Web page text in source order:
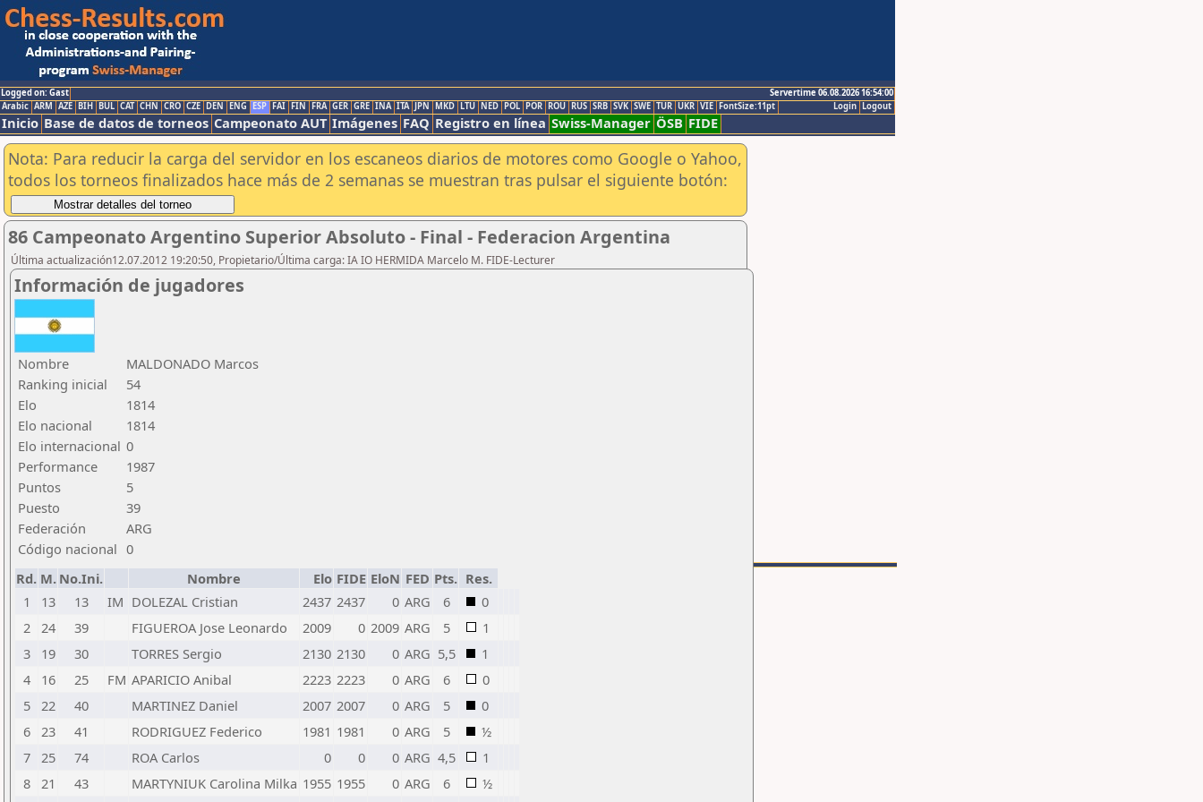
Logged on: Gast
Servertime 06.08.2026 16:54:00
Logout
Login
Arabic ARM AZE BIH BUL CAT CHN CRO CZE DEN ENG ESP FAI FIN FRA GER GRE INA ITA JPN MKD LTU NED POL POR ROU RUS SRB SVK SWE TUR UKR VIE FontSize:11pt
Inicio Base de datos de torneos Campeonato AUT Imágenes FAQ Registro en línea Swiss-Manager ÖSB FIDE
Nota: Para reducir la carga del servidor en los escaneos diarios de motores como Google o Yahoo,
todos los torneos finalizados hace más de 2 semanas se muestran tras pulsar el siguiente botón:
86 Campeonato Argentino Superior Absoluto - Final - Federacion Argentina
Última actualización12.07.2012 19:20:50, Propietario/Última carga: IA IO HERMIDA Marcelo M. FIDE-Lecturer
Información de jugadores
Nombre
MALDONADO Marcos
Ranking inicial
54
Elo
1814
Elo nacional
1814
Elo internacional 0
Performance
1987
Puntos
5
Puesto
39
Federación
ARG
Código nacional 0
Rd. M. No.Ini. Nombre Elo FIDE EloN FED Pts. Res.
1
13 13 IM DOLEZAL Cristian 2437 2437 0 ARG 6
0
2 24 39 FIGUEROA Jose Leonardo 2009 0 2009 ARG 5
1
3
19 30 TORRES Sergio 2130 2130 0 ARG 5,5
1
4
16 25 FM APARICIO Anibal 2223 2223 0 ARG 6
0
5 22 40 MARTINEZ Daniel 2007 2007 0 ARG 5
0
6 23 41 RODRIGUEZ Federico 1981 1981 0 ARG 5
½
7 25 74 ROA Carlos 0 0 0 ARG 4,5
1
8 21 43 MARTYNIUK Carolina Milka 1955 1955 0 ARG 6
½